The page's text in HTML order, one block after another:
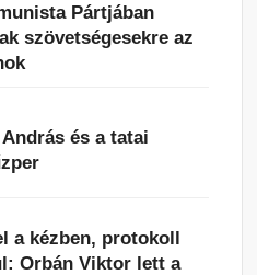
Pártjában
szövetségesekre az
András és a tatai
a kézben, protokoll
Orbán Viktor lett a